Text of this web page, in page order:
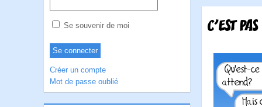
Se souvenir de moi
Créer un compte
Mot de passe oublié
C'EST